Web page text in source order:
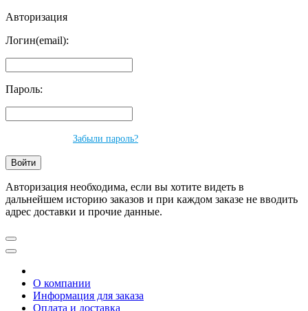
Авторизация
Логин(email):
Пароль:
Забыли пароль?
Авторизация необходима, если вы хотите видеть в
дальнейшем историю заказов и при каждом заказе не вводить
адрес доставки и прочие данные.
О компании
Информация для заказа
Оплата и доставка